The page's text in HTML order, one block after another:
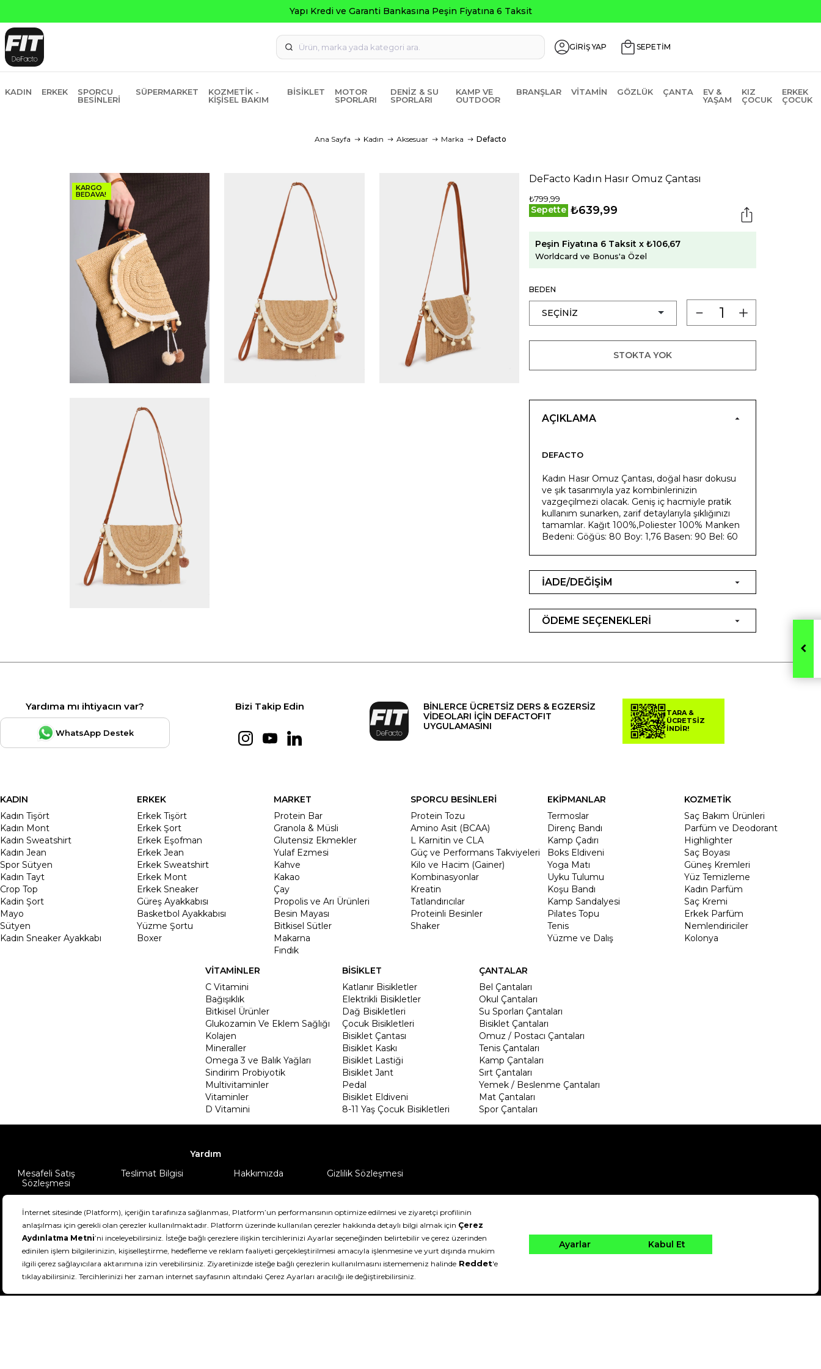
GİRİŞ YAP SEPETİM
KADIN ERKEK
SPORCU
BESINLERI
SÜPERMARKET
KOZMETIK -
KIŞISEL BAKIM
BISIKLET
MOTOR
SPORLARI
DENIZ & SU
SPORLARI
KAMP VE
OUTDOOR
BRANŞLAR VITAMIN GÖZLÜK ÇANTA
EV &
YAŞAM
KIZ
ÇOCUK
ERKEK
ÇOCUK
Ana Sayfa Kadın Aksesuar Marka Defacto
KARGO
BEDAVA!
DeFacto Kadın Hasır Omuz Çantası
₺799,99
Sepette ₺639,99
Peşin Fiyatına 6 Taksit x ₺106,67
Worldcard ve Bonus'a Özel
BEDEN
STOKTA YOK
AÇIKLAMA
DEFACTO
Kadın Hasır Omuz Çantası, doğal hasır dokusu
ve şık tasarımıyla yaz kombinlerinizin
vazgeçilmezi olacak. Geniş iç hacmiyle pratik
kullanım sunarken, zarif detaylarıyla şıklığınızı
tamamlar. Kağıt 100%,Poliester 100% Manken
Bedeni: Göğüs: 80 Boy: 1,76 Basen: 90 Bel: 60
İADE/DEĞİŞİM
ÖDEME SEÇENEKLERİ
Yardıma mı ihtiyacın var?
WhatsApp Destek
Bizi Takip Edin
BİNLERCE ÜCRETSİZ DERS & EGZERSİZ
VİDEOLARI İÇİN DEFACTOFIT
UYGULAMASINI
TARA &
ÜCRETSİZ
İNDİR!
KADIN
Kadın Tişört
Kadın Mont
Kadın Sweatshirt
Kadın Jean
Spor Sütyen
Kadın Tayt
Crop Top
Kadin Şort
Mayo
Sütyen
Kadın Sneaker Ayakkabı
ERKEK
Erkek Tişört
Erkek Şort
Erkek Eşofman
Erkek Jean
Erkek Sweatshirt
Erkek Mont
Erkek Sneaker
Güreş Ayakkabısı
Basketbol Ayakkabısı
Yüzme Şortu
Boxer
MARKET
Protein Bar
Granola & Müsli
Glutensiz Ekmekler
Yulaf Ezmesi
Kahve
Kakao
Çay
Propolis ve Arı Ürünleri
Besin Mayası
Bitkisel Sütler
Makarna
Fındık
SPORCU BESİNLERİ
Protein Tozu
Amino Asit (BCAA)
L Karnitin ve CLA
Güç ve Performans Takviyeleri
Kilo ve Hacim (Gainer)
Kombinasyonlar
Kreatin
Tatlandırıcılar
Proteinli Besinler
Shaker
EKİPMANLAR
Termoslar
Direnç Bandı
Kamp Çadırı
Boks Eldiveni
Yoga Matı
Uyku Tulumu
Koşu Bandı
Kamp Sandalyesi
Pilates Topu
Tenis
Yüzme ve Dalış
KOZMETİK
Saç Bakım Ürünleri
Parfüm ve Deodorant
Highlighter
Saç Boyası
Güneş Kremleri
Yüz Temizleme
Kadın Parfüm
Saç Kremi
Erkek Parfüm
Nemlendiriciler
Kolonya
VİTAMİNLER
C Vitamini
Bağışıklık
Bitkisel Ürünler
Glukozamin Ve Eklem Sağlığı
Kolajen
Mineraller
Omega 3 ve Balık Yağları
Sindirim Probiyotik
Multivitaminler
Vitaminler
D Vitamini
BİSİKLET
Katlanır Bisikletler
Elektrikli Bisikletler
Dağ Bisikletleri
Çocuk Bisikletleri
Bisiklet Çantası
Bisiklet Kaskı
Bisiklet Lastiği
Bisiklet Jant
Pedal
Bisiklet Eldiveni
8-11 Yaş Çocuk Bisikletleri
ÇANTALAR
Bel Çantaları
Okul Çantaları
Su Sporları Çantaları
Bisiklet Çantaları
Omuz / Postacı Çantaları
Tenis Çantaları
Kamp Çantaları
Sırt Çantaları
Yemek / Beslenme Çantaları
Mat Çantaları
Spor Çantaları
Yardım
Mesafeli Satış
Sözleşmesi
Teslimat Bilgisi Hakkımızda Gizlilik Sözleşmesi
DeFactoFIT ©️ 2022-2026. Tüm hakları saklıdır.